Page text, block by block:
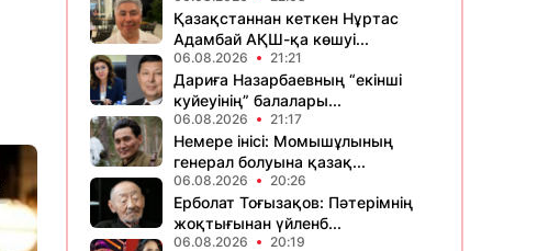
Қазақстаннан кеткен Нұртас
Адамбай АҚШ-қа көшуі...
06.08.2026 21:21
Дариға Назарбаевның “екінші
куйеуінің” балалары...
06.08.2026 21:17
Немере інісі: Момышұлының
генерал болуына қазақ...
06.08.2026 20:26
Ерболат Тоғызақов: Пәтерімнің
жоқтығынан үйленб...
06.08.2026 20:19